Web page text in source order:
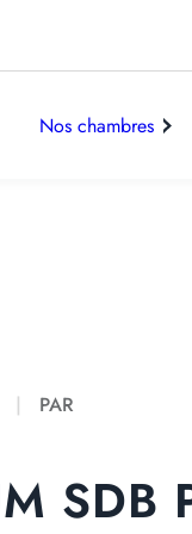
Nos chambres
& FRIENDS
PAR
SDB